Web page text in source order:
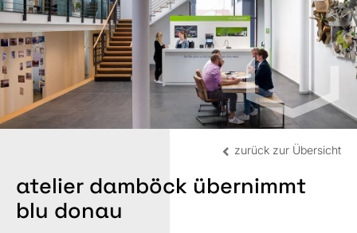
zurück zur Übersicht
atelier damböck übernimmt
blu donau